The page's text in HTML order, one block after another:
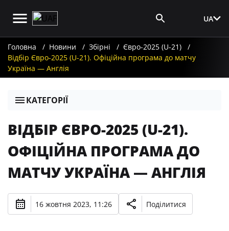
UA
Головна Новини Збірні
Євро-2025 (U-21)
Відбір Євро-2025 (U-21). Офіційна програма до матчу
Україна — Англія
КАТЕГОРІЇ
ВІДБІР ЄВРО-2025 (U-21).
ОФІЦІЙНА ПРОГРАМА ДО
МАТЧУ УКРАЇНА — АНГЛІЯ
16 жовтня 2023, 11:26 Поділитися